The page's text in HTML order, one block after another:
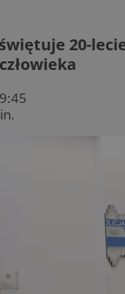
20-